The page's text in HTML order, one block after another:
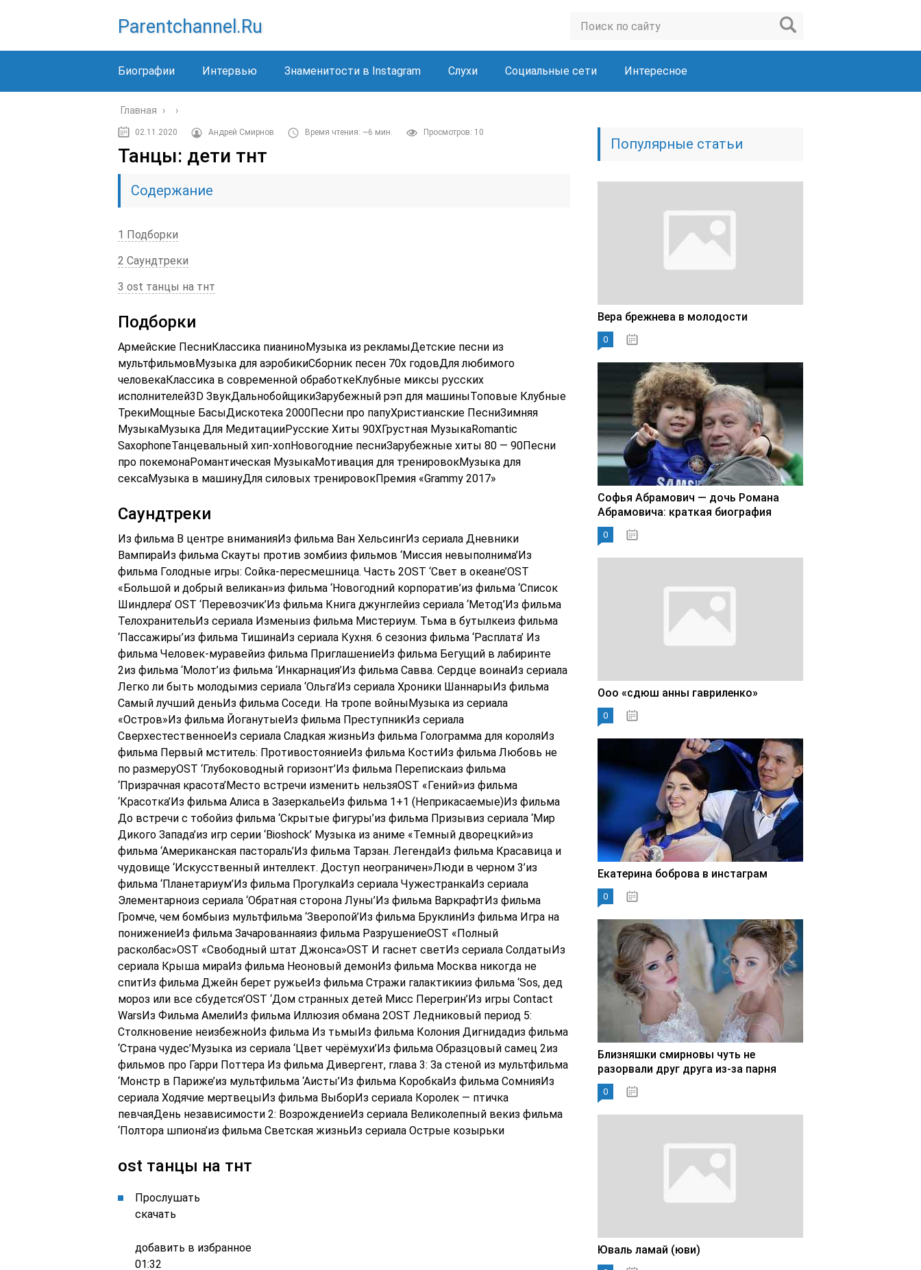
Parentchannel.ru
Биографии Интервью Знаменитости в Instagram Слухи Социальные сети Интересное
Главная › ›
02.11.2020 Андрей Смирнов Время чтения: ~6 мин. Просмотров: 10
Танцы: дети тнт
Содержание
1 Подборки
2 Саундтреки
3 ost танцы на тнт
Подборки
Армейские ПесниКлассика пианиноМузыка из рекламыДетские песни из
мультфильмовМузыка для аэробикиСборник песен 70х годовДля любимого
человекаКлассика в современной обработкеКлубные миксы русских
исполнителей3D ЗвукДальнобойщикиЗарубежный рэп для машиныТоповые Клубные
ТрекиМощные БасыДискотека 2000Песни про папуХристианские ПесниЗимняя
МузыкаМузыка Для МедитацииРусские Хиты 90ХГрустная МузыкаRomantic
SaxophoneТанцевальный хип-хопНовогодние песниЗарубежные хиты 80 — 90Песни
про покемонаРомантическая МузыкаМотивация для тренировокМузыка для
сексаМузыка в машинуДля силовых тренировокПремия «Grammy 2017»
Саундтреки
Из фильма В центре вниманияИз фильма Ван ХельсингИз сериала Дневники
ВампираИз фильма Скауты против зомбииз фильмов ‘Миссия невыполнима’Из
фильма Голодные игры: Сойка-пересмешница. Часть 2OST ‘Свет в океане’OST
«Большой и добрый великан»из фильма ‘Новогодний корпоратив’из фильма ‘Список
Шиндлера’ OST ‘Перевозчик’Из фильма Книга джунглейиз сериала ‘Метод’Из фильма
ТелохранительИз сериала Изменыиз фильма Мистериум. Тьма в бутылкеиз фильма
‘Пассажиры’из фильма ТишинаИз сериала Кухня. 6 сезониз фильма ‘Расплата’ Из
фильма Человек-муравейиз фильма ПриглашениеИз фильма Бегущий в лабиринте
2из фильма ‘Молот’из фильма ‘Инкарнация’Из фильма Савва. Сердце воинаИз сериала
Легко ли быть молодымиз сериала ‘Ольга’Из сериала Хроники ШаннарыИз фильма
Самый лучший деньИз фильма Соседи. На тропе войныМузыка из сериала
«Остров»Из фильма ЙоганутыеИз фильма ПреступникИз сериала
СверхестественноеИз сериала Сладкая жизньИз фильма Голограмма для короляИз
фильма Первый мститель: ПротивостояниеИз фильма КостиИз фильма Любовь не
по размеруOST ‘Глубоководный горизонт’Из фильма Перепискаиз фильма
‘Призрачная красота’Место встречи изменить нельзяOST «Гений»из фильма
‘Красотка’Из фильма Алиса в ЗазеркальеИз фильма 1+1 (Неприкасаемые)Из фильма
До встречи с тобойиз фильма ‘Скрытые фигуры’из фильма Призывиз сериала ‘Мир
Дикого Запада’из игр серии ‘Bioshock’ Музыка из аниме «Темный дворецкий»из
фильма ‘Американская пастораль’Из фильма Тарзан. ЛегендаИз фильма Красавица и
чудовище ‘Искусственный интеллект. Доступ неограничен»Люди в черном 3’из
фильма ‘Планетариум’Из фильма ПрогулкаИз сериала ЧужестранкаИз сериала
Элементарноиз сериала ‘Обратная сторона Луны’Из фильма ВаркрафтИз фильма
Громче, чем бомбыиз мультфильма ‘Зверопой’Из фильма БруклинИз фильма Игра на
понижениеИз фильма Зачарованнаяиз фильма РазрушениеOST «Полный
расколбас»OST «Свободный штат Джонса»OST И гаснет светИз сериала СолдатыИз
сериала Крыша мираИз фильма Неоновый демонИз фильма Москва никогда не
спитИз фильма Джейн берет ружьеИз фильма Стражи галактикииз фильма ‘Sos, дед
мороз или все сбудется’OST ‘Дом странных детей Мисс Перегрин’Из игры Contact
WarsИз Фильма АмелиИз фильма Иллюзия обмана 2OST Ледниковый период 5:
Столкновение неизбежноИз фильма Из тьмыИз фильма Колония Дигнидадиз фильма
‘Страна чудес’Музыка из сериала ‘Цвет черёмухи’Из фильма Образцовый самец 2из
фильмов про Гарри Поттера Из фильма Дивергент, глава 3: За стеной из мультфильма
‘Монстр в Париже’из мультфильма ‘Аисты’Из фильма КоробкаИз фильма СомнияИз
сериала Ходячие мертвецыИз фильма ВыборИз сериала Королек — птичка
певчаяДень независимости 2: ВозрождениеИз сериала Великолепный векиз фильма
‘Полтора шпиона’из фильма Светская жизньИз сериала Острые козырьки
ost танцы на тнт
Прослушать
скачать
добавить в избранное
01:32
Популярные статьи
Вера брежнева в молодости
0
Софья Абрамович — дочь Романа
Абрамовича: краткая биография
0
Ооо «сдюш анны гавриленко»
0
Екатерина боброва в инстаграм
0
Близняшки смирновы чуть не
разорвали друг друга из-за парня
0
Юваль ламай (юви)